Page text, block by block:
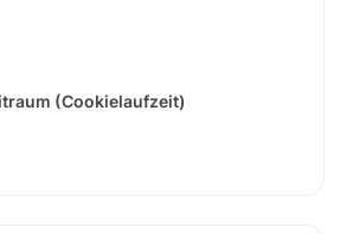
(Cookielaufzeit)